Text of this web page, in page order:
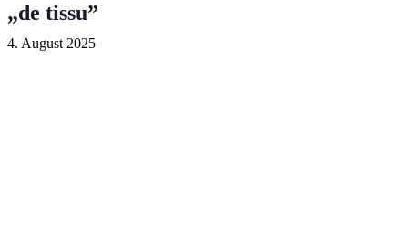
„de tissu”
4. August 2025